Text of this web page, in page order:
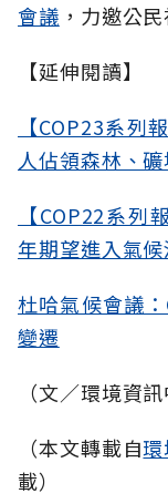
會議 ，力邀公
【延伸閱讀】
【COP23系列
人佔領森林、
【COP22系
年期望進入氣
杜哈氣候會議
變遷
（文／環境資
（本文轉載自
載）